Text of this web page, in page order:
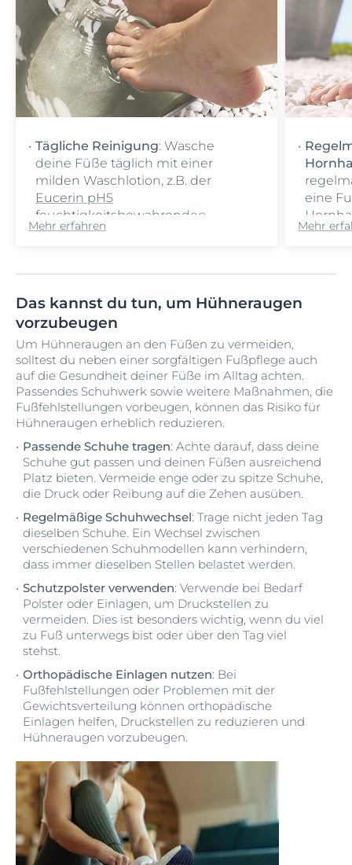
Tägliche Reinigung: Wasche
deine Füße täglich mit einer
milden Waschlotion, z.B. der
Eucerin pH5
feuchtigkeitsbewahrenden
Waschlotion
Badeöl
eine schonende Reinigung.
Trockne sie danach gründlich ab -
insbesondere die
Zehenzwischenräume, um ein
Aufweichen der Haut und
mögliche Infektionen zu
vermeiden.
Mehr erfahren
eine
eine
über
.
Mehr
Das kannst du tun, um Hühneraugen
vorzubeugen
Um Hühneraugen an den Füßen zu vermeiden,
solltest du neben einer sorgfältigen Fußpflege auch
auf die Gesundheit deiner Füße im Alltag achten.
Passendes Schuhwerk sowie weitere Maßnahmen, die
Fußfehlstellungen vorbeugen, können das Risiko für
Hühneraugen erheblich reduzieren.
Passende Schuhe tragen: Achte darauf, dass deine
Schuhe gut passen und deinen Füßen ausreichend
Platz bieten. Vermeide enge oder zu spitze Schuhe,
die Druck oder Reibung auf die Zehen ausüben.
Regelmäßige Schuhwechsel: Trage nicht jeden Tag
dieselben Schuhe. Ein Wechsel zwischen
verschiedenen Schuhmodellen kann verhindern,
dass immer dieselben Stellen belastet werden.
Schutzpolster verwenden: Verwende bei Bedarf
Polster oder Einlagen, um Druckstellen zu
vermeiden. Dies ist besonders wichtig, wenn du viel
zu Fuß unterwegs bist oder über den Tag viel
stehst.
Orthopädische Einlagen nutzen: Bei
Fußfehlstellungen oder Problemen mit der
Gewichtsverteilung können orthopädische
Einlagen helfen, Druckstellen zu reduzieren und
Hühneraugen vorzubeugen.